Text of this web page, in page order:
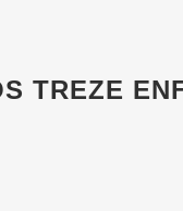
TREZE